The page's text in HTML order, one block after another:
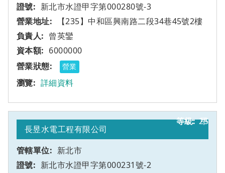
新北市水證甲字第000280號-3
【235】中和區興南路二段34巷45號2樓
曾英鑾
6000000
營業
詳細資料
25
長昱水電工程有限公司
新北市
新北市水證甲字第000231號-2
甲